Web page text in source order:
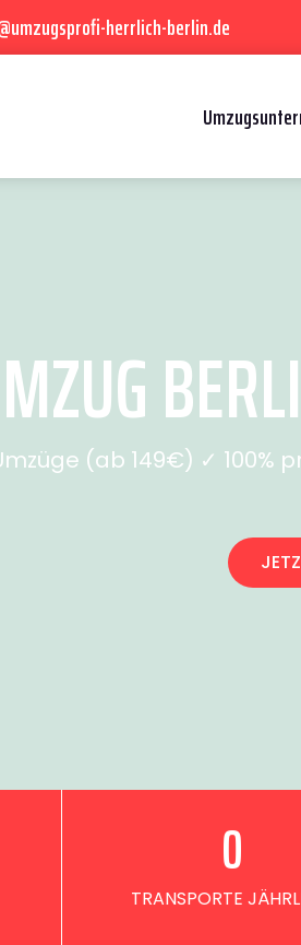
herrlich-berlin.de
(ab 149€) ✓ 100%
TRANSPORTE
0